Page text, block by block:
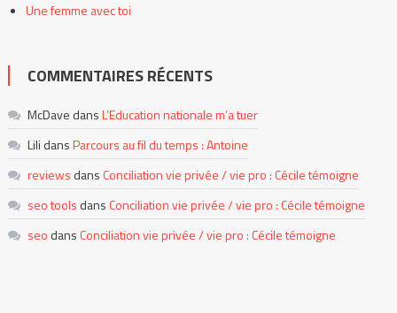
Une femme avec toi
COMMENTAIRES RÉCENTS
McDave dansL’Education nationale m’a tuer
Lili dansParcours au fil du temps : Antoine
reviews dans Conciliation vie privée / vie pro : Cécile témoigne
seo tools dans Conciliation vie privée / vie pro : Cécile témoigne
seo dans Conciliation vie privée / vie pro : Cécile témoigne